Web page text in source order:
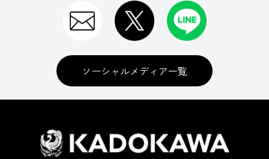
ソーシャルメディア一覧